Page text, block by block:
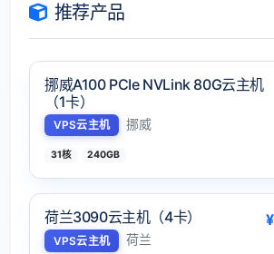
推荐产品
挪威A100 PCIe NVLink 80G云主机
（1卡）
VPS云主机 挪威
31核 240GB
荷兰3090云主机（4卡）
VPS云主机 荷兰